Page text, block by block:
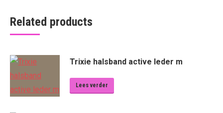
Related products
Trixie halsband active leder m
Lees verder